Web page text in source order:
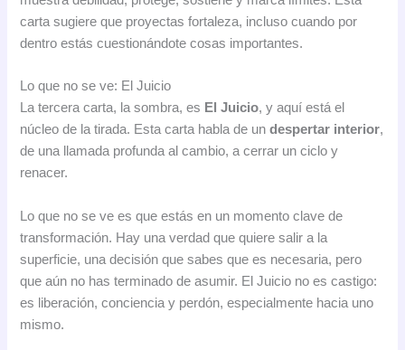
carta sugiere que proyectas fortaleza, incluso cuando por
dentro estás cuestionándote cosas importantes.
Lo que no se ve: El Juicio
La tercera carta, la sombra, es El Juicio, y aquí está el
núcleo de la tirada. Esta carta habla de undespertar interior,
de una llamada profunda al cambio, a cerrar un ciclo y
renacer.
Lo que no se ve es que estás en un momento clave de
transformación. Hay una verdad que quiere salir a la
superficie, una decisión que sabes que es necesaria, pero
que aún no has terminado de asumir. El Juicio no es castigo:
es liberación, conciencia y perdón, especialmente hacia uno
mismo.